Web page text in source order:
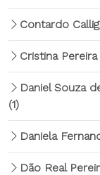
Contardo
Cristina
Daniel Souza
(1)
Daniela
Dão Real